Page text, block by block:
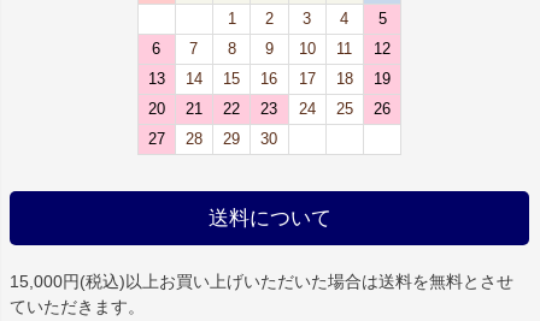
1
2 3 4
5
6
7 8 9 10 11
12
13
14 15 16 17 18
19
20
21 22 23 24 25
26
27
28 29 30
送料について
15,000円(税込)以上お買い上げいただいた場合は送料を無料とさせ
ていただきます。